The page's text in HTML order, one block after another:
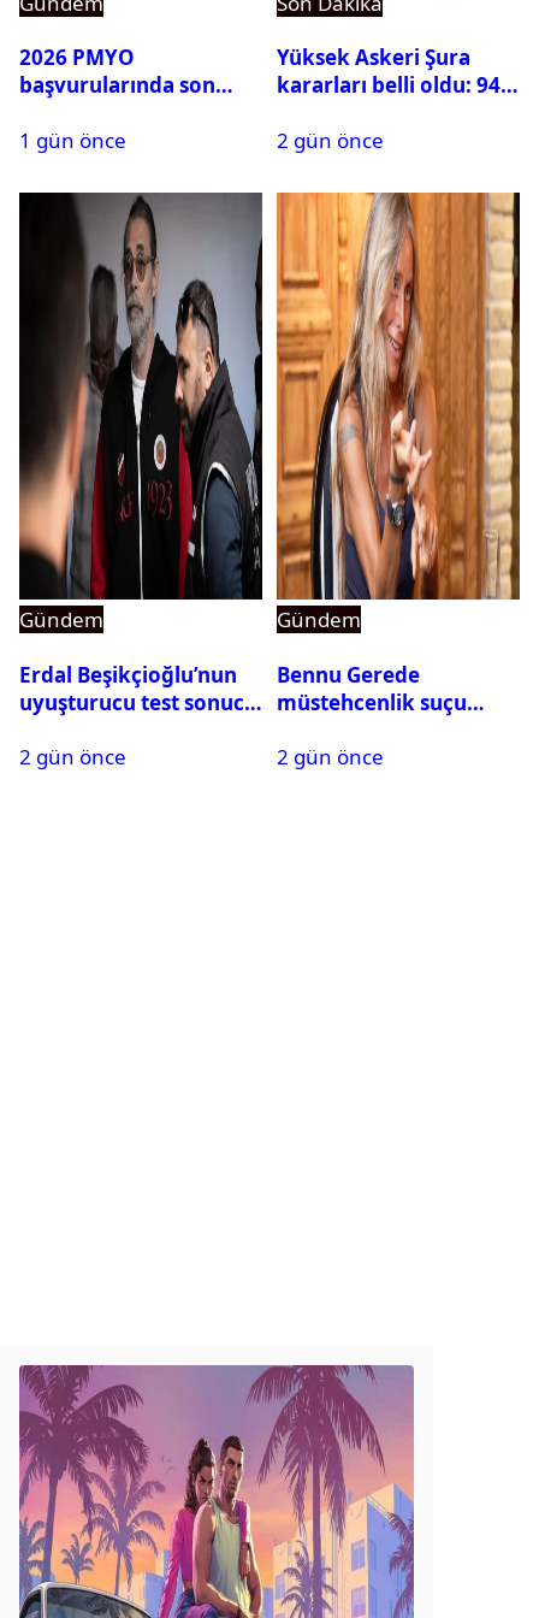
2026 PMYO
başvurularında son
1 gün önce
Yüksek Askeri Şura
kararları belli oldu: 94
2 gün önce
Gündem
Erdal Beşikçioğlu’nun
uyuşturucu test sonucu
2 gün önce
Gündem
Bennu Gerede
müstehcenlik suçu
alındı
2 gün önce